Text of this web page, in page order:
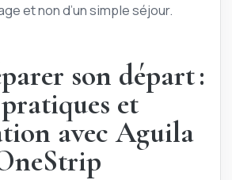
et non d’un simple séjour.
son départ :
et
avec Aguila